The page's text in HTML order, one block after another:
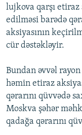
ARAŞDIRMA
MULTIMEDIA
VIDEO
FOTOQALEREYA
İNFOQRAFIKA
KARIKATURA
RADIO ARXIV
OXU ZALI
AZƏRBAYCAN
İSLAM VƏ
İZ - MƏDƏNIYYƏT
HAQQIMIZDA
MISSIYAMIZ
PEŞƏ ETIKASI VƏ
MATERIALLARIMIZDAN
BIZI IZLƏ
lujkova qarşı
edilməsi barədə
aksiyasının
cür dəstəkləyir.
Bundan əvvəl
həmin etiraz
qərarını qüvvədə
Moskva şəhər
qadağa qərarını